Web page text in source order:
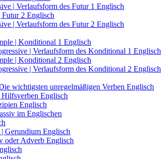
| Verlaufsform des Futur 1 Englisch
2 Englisch
| Verlaufsform des Futur 2 Englisch
| Konditional 1 Englisch
| Verlaufsform des Konditional 1 Englisch
| Konditional 2 Englisch
| Verlaufsform des Konditional 2 Englisch
wichtigsten unregelmäßigen Verben Englisch
Englisch
Englisch
im Englischen
Gerundium Englisch
oder Adverb Englisch